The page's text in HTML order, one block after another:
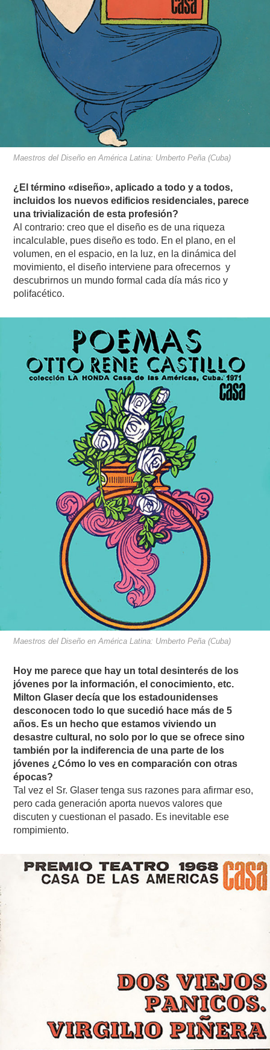
Maestros del Diseño en América Latina: Umberto Peña (Cuba)
¿El término «diseño», aplicado a todo y a todos,
incluidos los nuevos edificios residenciales, parece
una trivialización de esta profesión?
Al contrario: creo que el diseño es de una riqueza
incalculable, pues diseño es todo. En el plano, en el
volumen, en el espacio, en la luz, en la dinámica del
movimiento, el diseño interviene para ofrecernos y
descubrirnos un mundo formal cada día más rico y
polifacético.
Maestros del Diseño en América Latina: Umberto Peña (Cuba)
Hoy me parece que hay un total desinterés de los
jóvenes por la información, el conocimiento, etc.
Milton Glaser decía que los estadounidenses
desconocen todo lo que sucedió hace más de 5
años. Es un hecho que estamos viviendo un
desastre cultural, no solo por lo que se ofrece sino
también por la indiferencia de una parte de los
jóvenes ¿Cómo lo ves en comparación con otras
épocas?
Tal vez el Sr. Glaser tenga sus razones para afirmar eso,
pero cada generación aporta nuevos valores que
discuten y cuestionan el pasado. Es inevitable ese
rompimiento.